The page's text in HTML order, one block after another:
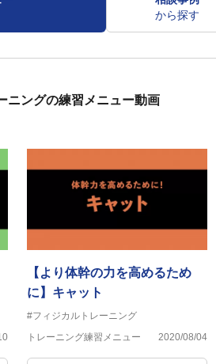
から探す
ニングの練習メニュー動画
【より体幹の力を高めるため
に】キャット
#フィジカルトレーニング
トレーニング練習メニュー
2020/08/04